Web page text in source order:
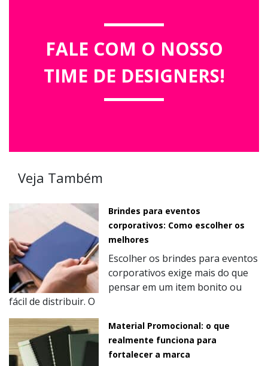
FALE COM O NOSSO
TIME DE DESIGNERS!
Veja Também
Brindes para eventos
corporativos: Como escolher os
melhores
Escolher os brindes para eventos
corporativos exige mais do que
pensar em um item bonito ou
fácil de distribuir. O
Material Promocional: o que
realmente funciona para
fortalecer a marca